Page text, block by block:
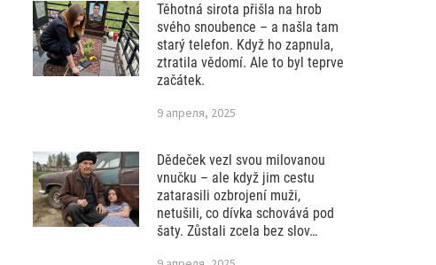
Těhotná sirota přišla na hrob
svého snoubence – a našla tam
starý telefon. Když ho zapnula,
ztratila vědomí. Ale to byl teprve
začátek.
9 апреля, 2025
Dědeček vezl svou milovanou
vnučku – ale když jim cestu
zatarasili ozbrojení muži,
netušili, co dívka schovává pod
šaty. Zůstali zcela bez slov…